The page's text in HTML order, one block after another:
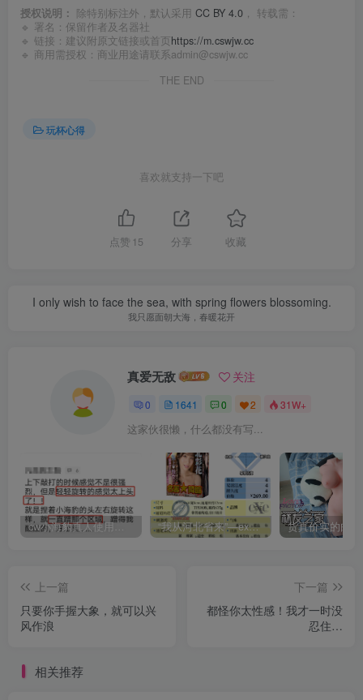
授权说明： 除特别标注外，默认采用 CC BY 4.0 ， 转载需：
🔹 署名：保留作者及 名器社
🔹 链接：建议附原文链接或首页https://m.cswjw.cc
🔹 商用需授权：商业用途请联系admin@cswjw.cc
THE END
玩杯心得
喜欢就支持一下吧
点赞 15 分享 收藏
I only wish to face the sea, with spring flowers blossoming.
我只愿面朝大海，春暖花开
真爱无敌 关注
0 1641 0 2 31W+
这家伙很懒，什么都没有写...
cw小海豹真人使用视频教学，小海豹到底咋用？ “我从河北省来”—exe河北彩花（中高刺激）评测 | ¥200-400区间 – 4星推荐
上一篇
只要你手握大象，就可以兴
风作浪
下一篇
都怪你太性感！我才一时没
忍住…
相关推荐